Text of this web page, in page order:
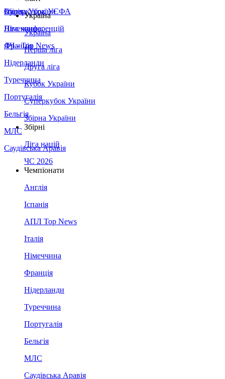
Збірна України
Італія
Німеччина
Франція
Нідерланди
Туреччина
Португалія
Бельгія
МЛС
Саудівська Аравія
Суперкубок УЄФА
Ліга конференцій
ЛЧ - Top News
Україна
Україна
Перша ліга
Друга ліга
Кубок України
Суперкубок України
Збірна України
Збірні
Ліга націй
ЧС 2026
Чемпіонати
Англія
Іспанія
АПЛ Top News
Італія
Німеччина
Франція
Нідерланди
Туреччина
Португалія
Бельгія
МЛС
Саудівська Аравія